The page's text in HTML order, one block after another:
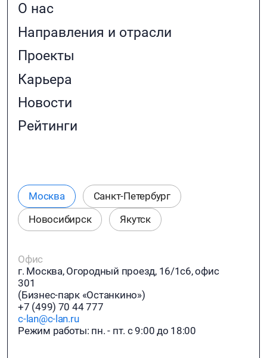
О нас
Направления и отрасли
Проекты
Карьера
Новости
Рейтинги
Москва
Санкт-Петербург
Новосибирск
Якутск
Офис
г. Москва, Огородный проезд, 16/1с6, офис
301
(Бизнес-парк «Останкино»)
+7 (499) 70 44 777
c-lan@c-lan.ru
Режим работы: пн. - пт. с 9:00 до 18:00